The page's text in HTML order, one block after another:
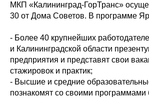
МКП «Калининград-ГорТранс»
30 от Дома Советов. В программе
- Более 40 крупнейших
и Калининградской области
предприятия и представят свои
стажировок и практик;
- Высшие и средние
познакомят со своими программами